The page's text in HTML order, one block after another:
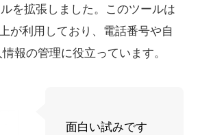
を拡張しました。このツールは
が利用しており、電話番号や自
報の管理に役立っています。
面白い試みです